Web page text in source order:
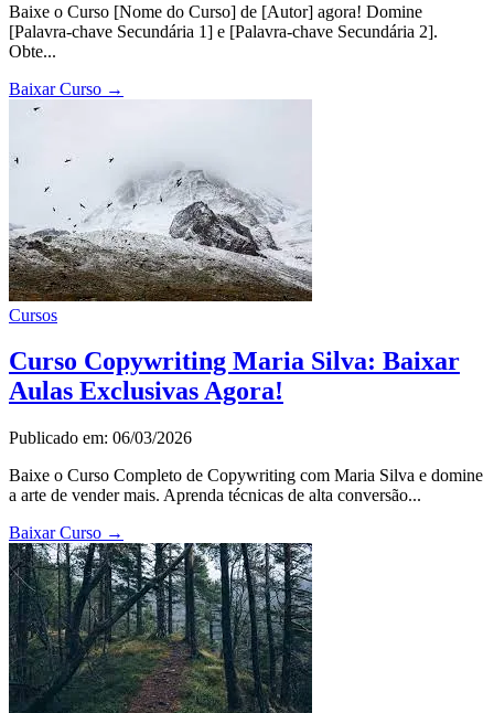
Baixe o Curso [Nome do Curso] de [Autor] agora! Domine
[Palavra-chave Secundária 1] e [Palavra-chave Secundária 2].
Obte...
Baixar Curso →
Cursos
Curso Copywriting Maria Silva: Baixar
Aulas Exclusivas Agora!
Publicado em: 06/03/2026
Baixe o Curso Completo de Copywriting com Maria Silva e domine
a arte de vender mais. Aprenda técnicas de alta conversão...
Baixar Curso →